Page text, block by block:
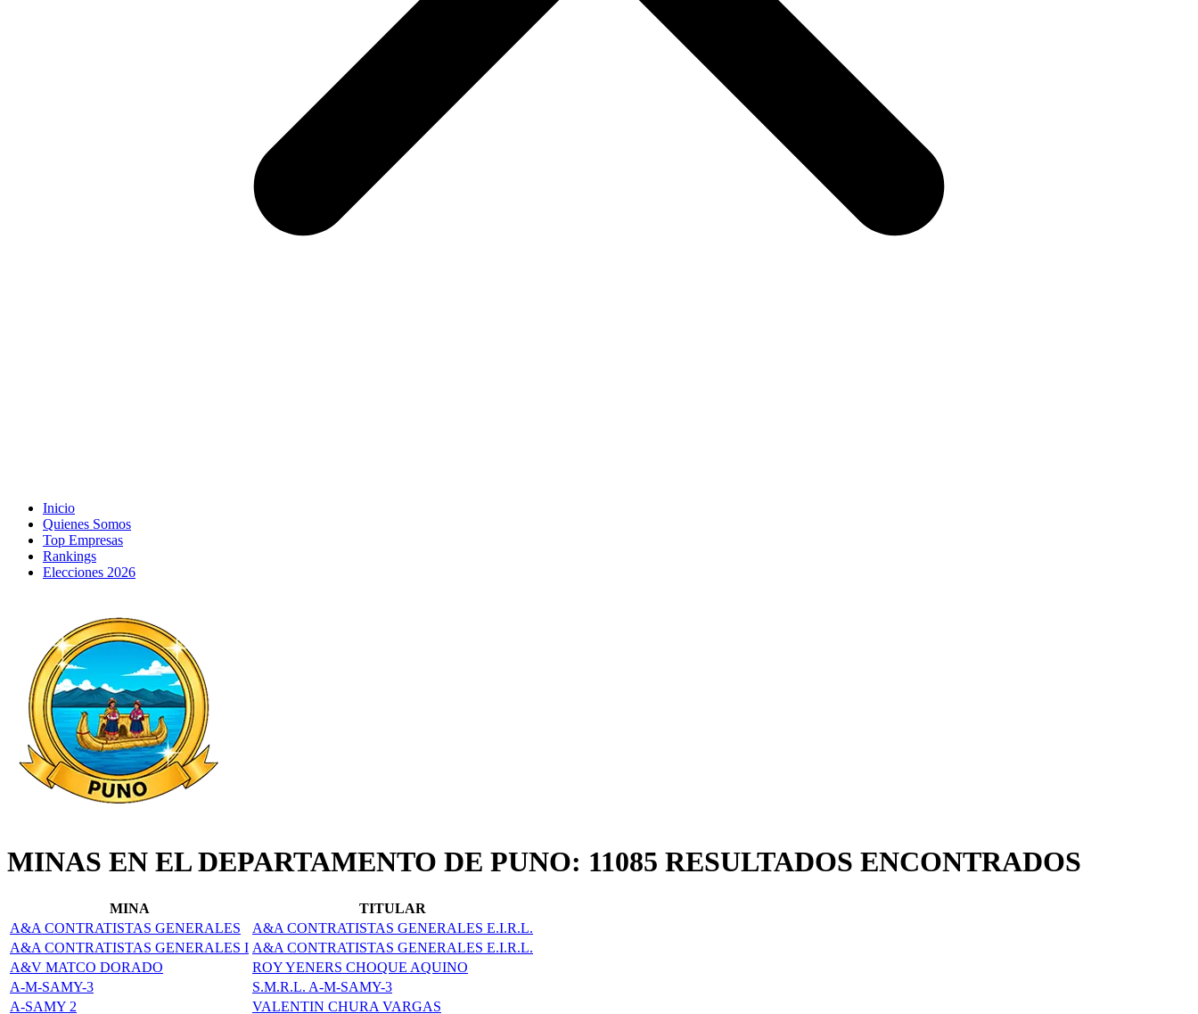
Inicio
Quienes Somos
Top Empresas
Rankings
Elecciones 2026
MINAS EN EL DEPARTAMENTO DE PUNO: 11085 RESULTADOS ENCONTRADOS
MINA
TITULAR
A&A CONTRATISTAS GENERALES
A&A CONTRATISTAS GENERALES E.I.R.L.
A&A CONTRATISTAS GENERALES I A&A CONTRATISTAS GENERALES E.I.R.L.
A&V MATCO DORADO
ROY YENERS CHOQUE AQUINO
A-M-SAMY-3
S.M.R.L. A-M-SAMY-3
A-SAMY 2
VALENTIN CHURA VARGAS